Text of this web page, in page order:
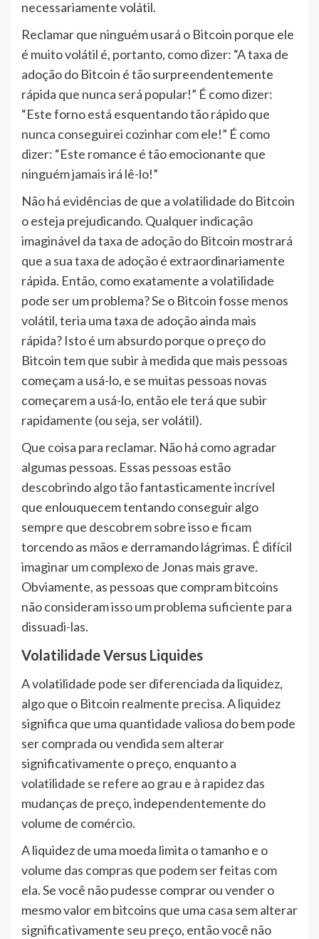
necessariamente volátil.
Reclamar que ninguém usará o Bitcoin porque ele
é muito volátil é, portanto, como dizer: “A taxa de
adoção do Bitcoin é tão surpreendentemente
rápida que nunca será popular!” É como dizer:
“Este forno está esquentando tão rápido que
nunca conseguirei cozinhar com ele!” É como
dizer: “Este romance é tão emocionante que
ninguém jamais irá lê-lo!”
Não há evidências de que a volatilidade do Bitcoin
o esteja prejudicando. Qualquer indicação
imaginável da taxa de adoção do Bitcoin mostrará
que a sua taxa de adoção é extraordinariamente
rápida. Então, como exatamente a volatilidade
pode ser um problema? Se o Bitcoin fosse menos
volátil, teria uma taxa de adoção ainda mais
rápida? Isto é um absurdo porque o preço do
Bitcoin tem que subir à medida que mais pessoas
começam a usá-lo, e se muitas pessoas novas
começarem a usá-lo, então ele terá que subir
rapidamente (ou seja, ser volátil).
Que coisa para reclamar. Não há como agradar
algumas pessoas. Essas pessoas estão
descobrindo algo tão fantasticamente incrível
que enlouquecem tentando conseguir algo
sempre que descobrem sobre isso e ficam
torcendo as mãos e derramando lágrimas. É difícil
imaginar um complexo de Jonas mais grave.
Obviamente, as pessoas que compram bitcoins
não consideram isso um problema suficiente para
dissuadi-las.
Volatilidade Versus Liquides
A volatilidade pode ser diferenciada da liquidez,
algo que o Bitcoin realmente precisa. A liquidez
significa que uma quantidade valiosa do bem pode
ser comprada ou vendida sem alterar
significativamente o preço, enquanto a
volatilidade se refere ao grau e à rapidez das
mudanças de preço, independentemente do
volume de comércio.
A liquidez de uma moeda limita o tamanho e o
volume das compras que podem ser feitas com
ela. Se você não pudesse comprar ou vender o
mesmo valor em bitcoins que uma casa sem alterar
significativamente seu preço, então você não